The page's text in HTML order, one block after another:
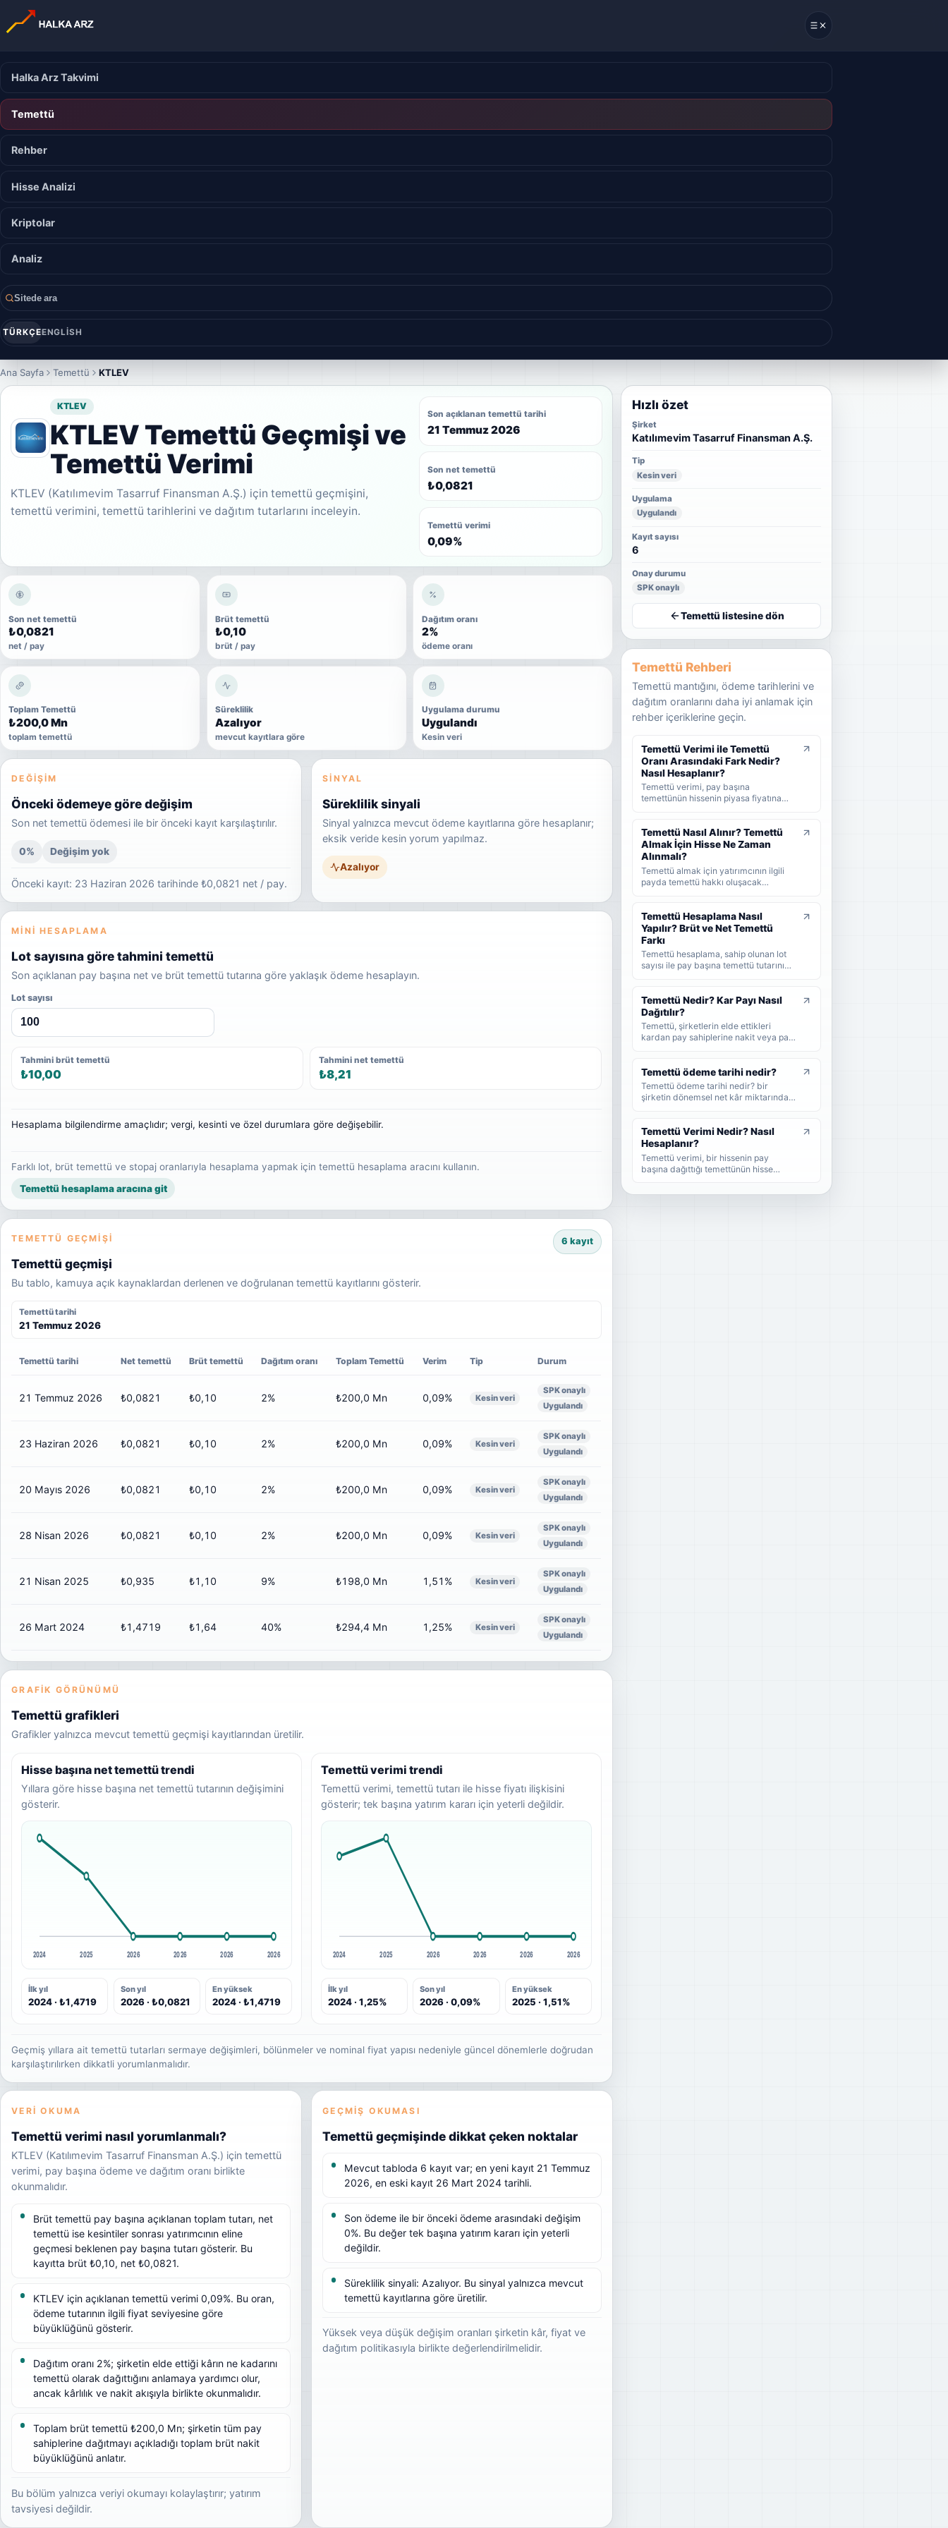
Halka Arz Takvimi
Temettü
Rehber
Hisse Analizi
Kriptolar
Analiz
Sitede ara
TÜRKÇEENGLISH
Ana Sayfa Temettü KTLEV
KTLEV
KTLEV Temettü Geçmişi ve
Temettü Verimi
KTLEV (Katılımevim Tasarruf Finansman A.Ş.) için temettü geçmişini,
temettü verimini, temettü tarihlerini ve dağıtım tutarlarını inceleyin.
Son açıklanan temettü tarihi
21 Temmuz 2026
Son net temettü
₺0,0821
Temettü verimi
0,09%
Son net temettü
₺0,0821
net / pay
Brüt temettü
₺0,10
brüt / pay
Dağıtım oranı
2%
ödeme oranı
Toplam Temettü
₺200,0 Mn
toplam temettü
Süreklilik
Azalıyor
mevcut kayıtlara göre
Uygulama durumu
Uygulandı
Kesin veri
DEĞIŞIM
Önceki ödemeye göre değişim
Son net temettü ödemesi ile bir önceki kayıt karşılaştırılır.
0% Değişim yok
Önceki kayıt: 23 Haziran 2026 tarihinde ₺0,0821 net / pay.
SINYAL
Süreklilik sinyali
Sinyal yalnızca mevcut ödeme kayıtlarına göre hesaplanır;
eksik veride kesin yorum yapılmaz.
Azalıyor
MINI HESAPLAMA
Lot sayısına göre tahmini temettü
Son açıklanan pay başına net ve brüt temettü tutarına göre yaklaşık ödeme hesaplayın.
Lot sayısı
Tahmini brüt temettü
₺10,00
Tahmini net temettü
₺8,21
Hesaplama bilgilendirme amaçlıdır; vergi, kesinti ve özel durumlara göre değişebilir.
Farklı lot, brüt temettü ve stopaj oranlarıyla hesaplama yapmak için temettü hesaplama aracını kullanın.
Temettü hesaplama aracına git
TEMETTÜ GEÇMIŞI
Temettü geçmişi
Bu tablo, kamuya açık kaynaklardan derlenen ve doğrulanan temettü kayıtlarını gösterir.
6 kayıt
Temettü tarihi
21 Temmuz 2026
Temettü tarihi Net temettü Brüt temettü Dağıtım oranı Toplam Temettü Verim Tip Durum
21 Temmuz 2026 ₺0,0821 ₺0,10 2% ₺200,0 Mn 0,09% Kesin veri
SPK onaylı
Uygulandı
23 Haziran 2026 ₺0,0821 ₺0,10 2% ₺200,0 Mn 0,09% Kesin veri
SPK onaylı
Uygulandı
20 Mayıs 2026 ₺0,0821 ₺0,10 2% ₺200,0 Mn 0,09% Kesin veri
SPK onaylı
Uygulandı
28 Nisan 2026 ₺0,0821 ₺0,10 2% ₺200,0 Mn 0,09% Kesin veri
SPK onaylı
Uygulandı
21 Nisan 2025 ₺0,935 ₺1,10 9% ₺198,0 Mn 1,51% Kesin veri
SPK onaylı
Uygulandı
26 Mart 2024 ₺1,4719 ₺1,64 40% ₺294,4 Mn 1,25% Kesin veri
SPK onaylı
Uygulandı
GRAFIK GÖRÜNÜMÜ
Temettü grafikleri
Grafikler yalnızca mevcut temettü geçmişi kayıtlarından üretilir.
Hisse başına net temettü trendi
Yıllara göre hisse başına net temettü tutarının değişimini
gösterir.
2024 2025 2026 2026 2026 2026
İlk yıl
2024 · ₺1,4719
Son yıl
2026 · ₺0,0821
En yüksek
2024 · ₺1,4719
Temettü verimi trendi
Temettü verimi, temettü tutarı ile hisse fiyatı ilişkisini
gösterir; tek başına yatırım kararı için yeterli değildir.
2024 2025 2026 2026 2026 2026
İlk yıl
2024 · 1,25%
Son yıl
2026 · 0,09%
En yüksek
2025 · 1,51%
Geçmiş yıllara ait temettü tutarları sermaye değişimleri, bölünmeler ve nominal fiyat yapısı nedeniyle güncel dönemlerle doğrudan
karşılaştırılırken dikkatli yorumlanmalıdır.
VERI OKUMA
Temettü verimi nasıl yorumlanmalı?
KTLEV (Katılımevim Tasarruf Finansman A.Ş.) için temettü
verimi, pay başına ödeme ve dağıtım oranı birlikte
okunmalıdır.
Brüt temettü pay başına açıklanan toplam tutarı, net
temettü ise kesintiler sonrası yatırımcının eline
geçmesi beklenen pay başına tutarı gösterir. Bu
kayıtta brüt ₺0,10, net ₺0,0821.
KTLEV için açıklanan temettü verimi 0,09%. Bu oran,
ödeme tutarının ilgili fiyat seviyesine göre
büyüklüğünü gösterir.
Dağıtım oranı 2%; şirketin elde ettiği kârın ne kadarını
temettü olarak dağıttığını anlamaya yardımcı olur,
ancak kârlılık ve nakit akışıyla birlikte okunmalıdır.
Toplam brüt temettü ₺200,0 Mn; şirketin tüm pay
sahiplerine dağıtmayı açıkladığı toplam brüt nakit
büyüklüğünü anlatır.
Bu bölüm yalnızca veriyi okumayı kolaylaştırır; yatırım
tavsiyesi değildir.
GEÇMIŞ OKUMASI
Temettü geçmişinde dikkat çeken noktalar
Mevcut tabloda 6 kayıt var; en yeni kayıt 21 Temmuz
2026, en eski kayıt 26 Mart 2024 tarihli.
Son ödeme ile bir önceki ödeme arasındaki değişim
0%. Bu değer tek başına yatırım kararı için yeterli
değildir.
Süreklilik sinyali: Azalıyor. Bu sinyal yalnızca mevcut
temettü kayıtlarına göre üretilir.
Yüksek veya düşük değişim oranları şirketin kâr, fiyat ve
dağıtım politikasıyla birlikte değerlendirilmelidir.
Hızlı özet
Şirket
Katılımevim Tasarruf Finansman A.Ş.
Tip
Kesin veri
Uygulama
Uygulandı
Kayıt sayısı
6
Onay durumu
SPK onaylı
Temettü listesine dön
Temettü Rehberi
Temettü mantığını, ödeme tarihlerini ve
dağıtım oranlarını daha iyi anlamak için
rehber içeriklerine geçin.
Temettü Verimi ile Temettü
Oranı Arasındaki Fark Nedir?
Nasıl Hesaplanır?
Temettü verimi, pay başına
temettünün hissenin piyasa fiyatına
dağıtıldığını gösterir. KAP'ta görülen
kâr payı oranı ise çoğunlukla 1 TL
nominal değere göre hesaplanan ayrı
bir yüzdedir. Bu rehberde temettü
verimi, dağıtım oranı ve KAP temettü
oranı arasındaki farkları formüller ve
Temettü Nasıl Alınır? Temettü
Almak İçin Hisse Ne Zaman
Alınmalı?
Temettü almak için yatırımcının ilgili
payda temettü hakkı oluşacak
alındığını, hak kullanım tarihi, kayıt
tarihi ve ödeme tarihi arasındaki farkı
ve yatırımcıların nelere dikkat etmesi
gerektiğini sade şekilde bulabilirsiniz.
Temettü Hesaplama Nasıl
Yapılır? Brüt ve Net Temettü
Farkı
Temettü hesaplama, sahip olunan lot
sayısı ile pay başına temettü tutarının
verimi ve örnek hesaplama adımlarını
sade şekilde bulabilirsiniz.
Temettü Nedir? Kar Payı Nasıl
Dağıtılır?
Temettü, şirketlerin elde ettikleri
kardan pay sahiplerine nakit veya pay
nasıl dağıtıldığını, brüt-net temettü
farkını, temettü tarihlerini ve
yatırımcıların dikkat etmesi
gerekenleri sade şekilde bulabilirsiniz.
Temettü ödeme tarihi nedir?
Temettü ödeme tarihi nedir? bir
şirketin dönemsel net kâr miktarından
Temettü Verimi Nedir? Nasıl
Hesaplanır?
Temettü verimi, bir hissenin pay
başına dağıttığı temettünün hisse